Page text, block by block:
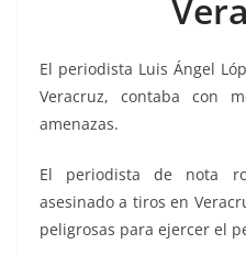
k
p
El periodista Luis Ángel
Veracruz, contaba con
amenazas.
El periodista de nota
asesinado a tiros en
peligrosas para ejercer el